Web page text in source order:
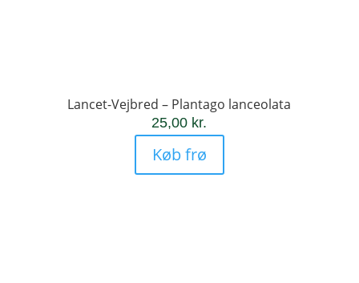
Lancet-Vejbred – Plantago lanceolata
25,00 kr.
Køb frø